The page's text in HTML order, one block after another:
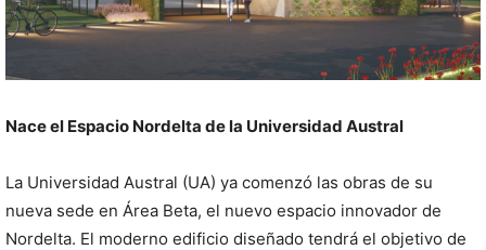
Nace el Espacio Nordelta de la Universidad Austral
La Universidad Austral (UA) ya comenzó las obras de su
nueva sede en Área Beta, el nuevo espacio innovador de
Nordelta. El moderno edificio diseñado tendrá el objetivo de